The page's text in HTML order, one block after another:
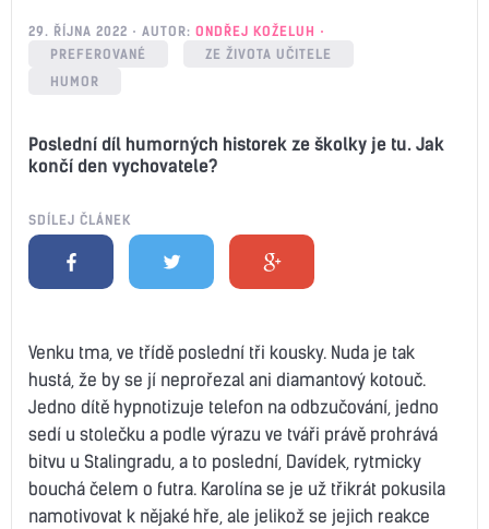
29. ŘÍJNA 2022 AUTOR: ONDŘEJ KOŽELUH
PREFEROVANÉ
ZE ŽIVOTA UČITELE
HUMOR
Poslední díl humorných historek ze školky je tu. Jak
končí den vychovatele?
SDÍLEJ ČLÁNEK
Venku tma, ve třídě poslední tři kousky. Nuda je tak
hustá, že by se jí neprořezal ani diamantový kotouč.
Jedno dítě hypnotizuje telefon na odbzučování, jedno
sedí u stolečku a podle výrazu ve tváři právě prohrává
bitvu u Stalingradu, a to poslední, Davídek, rytmicky
bouchá čelem o futra. Karolína se je už třikrát pokusila
namotivovat k nějaké hře, ale jelikož se jejich reakce